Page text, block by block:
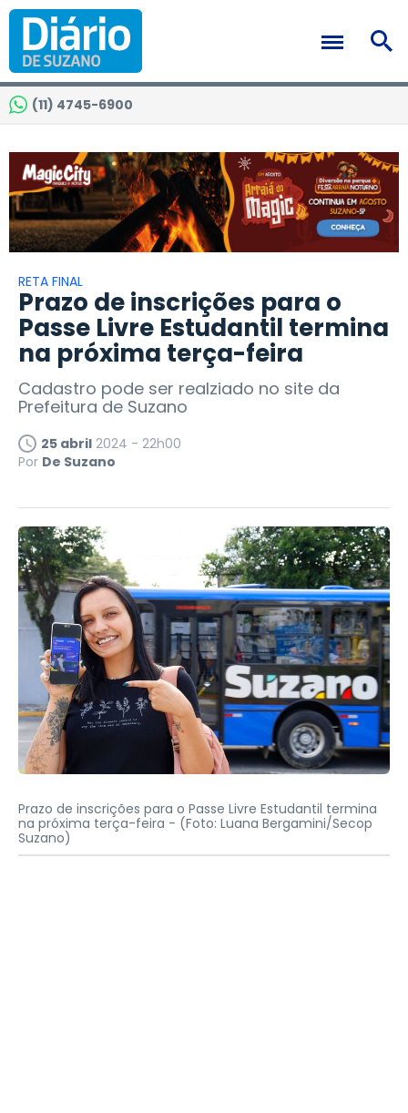
(11) 4745-6900
RETA FINAL
Prazo de inscrições para o
Passe Livre Estudantil termina
na próxima terça-feira
Cadastro pode ser realziado no site da
Prefeitura de Suzano
25 abril 2024 - 22h00
Por De Suzano
Prazo de inscrições para o Passe Livre Estudantil termina
na próxima terça-feira - (Foto: Luana Bergamini/Secop
Suzano)